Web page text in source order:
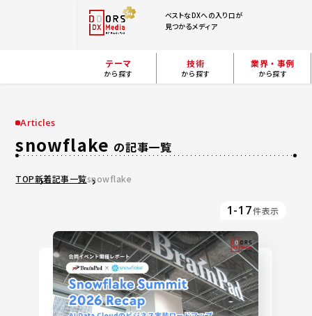
ベストなDXへの入り口が
見つかるメディア
テーマ
から探す
技術
から探す
業界・事例
から探す
Articles
snowflake の記事一覧
TOP新着記事一覧snowflake
1-17件表示